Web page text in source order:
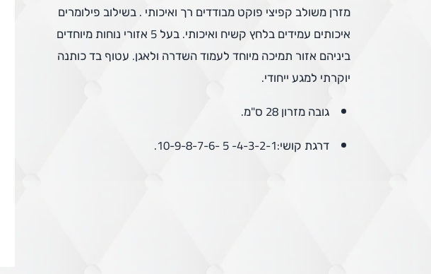
מזרן משולב קפיצי פוקט מבודדים רך ואיכותי . בשילוב פילומרים
איכותים עמידים בלחץ קשיח ואיכותי. בעל 5 אזורי נוחות מיוחדים
ביניהם אזור תמיכה מיוחד לעמוד השדרה ולאגן. עטוף בד כותנה
יוקרתי למגע ייחודי.
גובה מזרון 28 ס"מ.
דרגת קושי:4-3-2-1- 5 -10-9-8-7-6.